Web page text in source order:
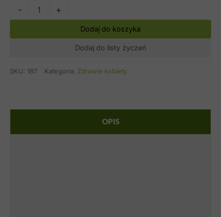
- +
Dodaj do koszyka
Dodaj do listy życzeń
SKU: 187 Kategoria: Zdrowie kobiety
OPIS